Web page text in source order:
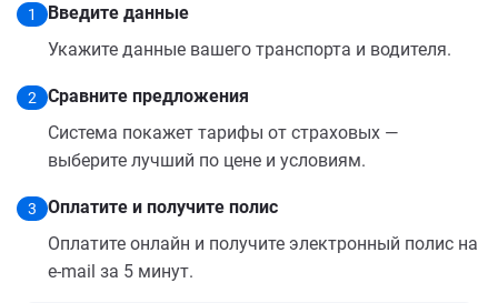
1
Введите данные
Укажите данные вашего транспорта и водителя.
2
Сравните предложения
Система покажет тарифы от страховых —
выберите лучший по цене и условиям.
3
Оплатите и получите полис
Оплатите онлайн и получите электронный полис на
e-mail за 5 минут.